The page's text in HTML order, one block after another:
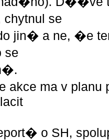
se
jin� a ne, �e
se
akce ma v
o SH,